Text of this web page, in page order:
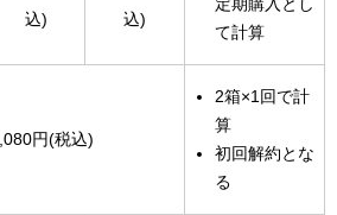
込)
込)
定期購入とし
て計算
円(税込)
2箱×1回で計
算
初回解約とな
る